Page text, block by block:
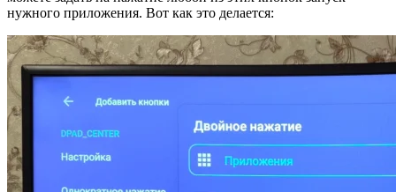
нужного приложения. Вот как это делается: